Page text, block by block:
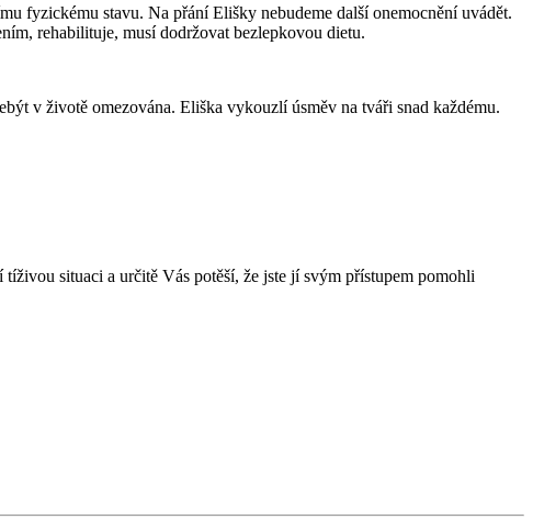
fyzickému stavu. Na přání Elišky nebudeme další onemocnění uvádět.
rehabilituje, musí dodržovat bezlepkovou dietu.
v životě omezována. Eliška vykouzlí úsměv na tváři snad každému.
situaci a určitě Vás potěší, že jste jí svým přístupem pomohli